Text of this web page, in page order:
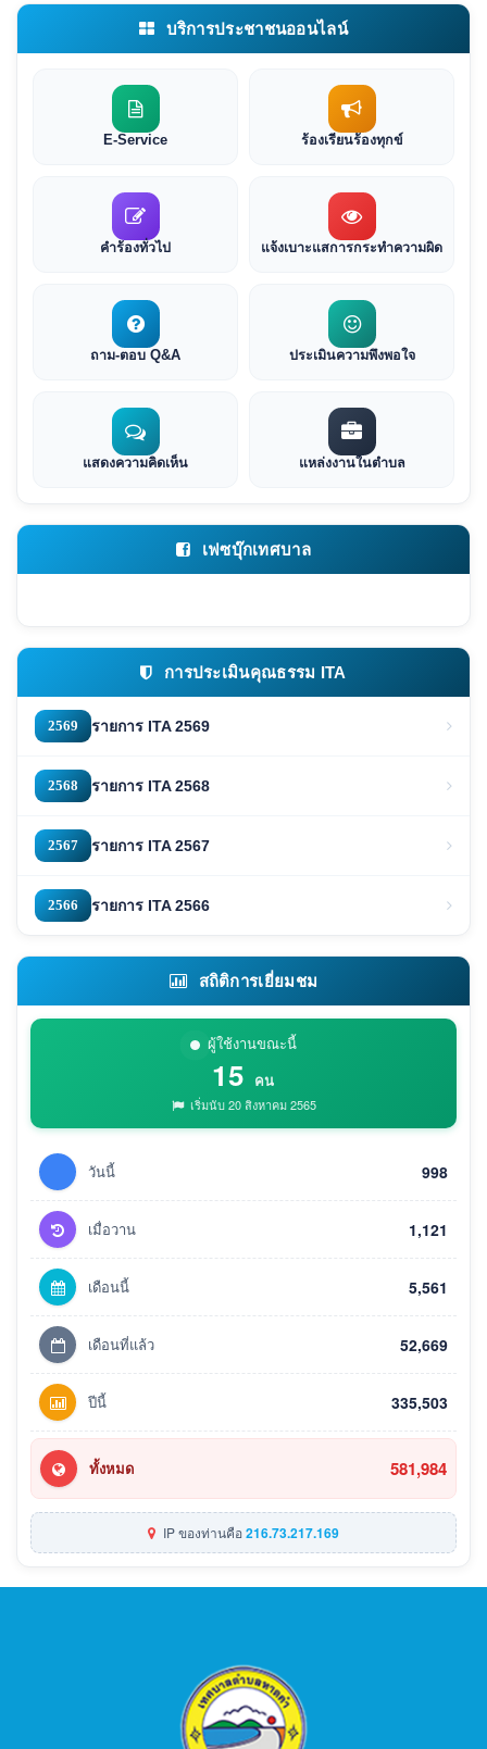
บริการประชาชนออนไลน์
E-Service ร้องเรียนร้องทุกข์
คำร้องทั่วไป แจ้งเบาะแสการกระทำความผิด
ถาม-ตอบ Q&A ประเมินความพึงพอใจ
แสดงความคิดเห็น แหล่งงานในตำบล
เฟซบุ๊กเทศบาล
การประเมินคุณธรรม ITA
2569 รายการ ITA 2569
2568 รายการ ITA 2568
2567 รายการ ITA 2567
2566 รายการ ITA 2566
สถิติการเยี่ยมชม
ผู้ใช้งานขณะนี้
15 คน
เริ่มนับ 20 สิงหาคม 2565
วันนี้ 998
เมื่อวาน 1,121
เดือนนี้ 5,561
เดือนที่แล้ว 52,669
ปีนี้ 335,503
ทั้งหมด 581,984
IP ของท่านคือ216.73.217.169